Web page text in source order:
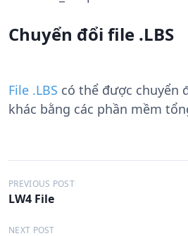
Chuyển đổi file .LBS
File .LBS có thể được chuyển
khác bằng các phần mềm
Đ
i
ề
PREVIOUS POST
LW4 File
NEXT POST